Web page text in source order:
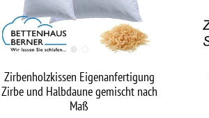
Zirbenholzkissen Eigenanfertigung
Zirbe und Halbdaune gemischt nach
Maß